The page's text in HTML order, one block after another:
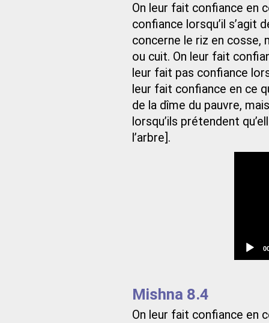
On leur fait confiance en
confiance lorsqu’il s’agit
concerne le riz en cosse,
ou cuit. On leur fait
leur fait pas confiance
leur fait confiance en ce
de la dîme du pauvre,
lorsqu’ils prétendent
l’arbre].
Mishna 8.4
On leur fait confiance en